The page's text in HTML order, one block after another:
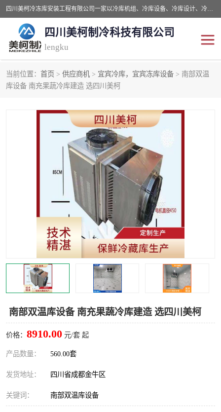
四川美柯冷冻库安装工程有限公司一家以冷库机组、冷库设备、冷库设计、冷冻库设备销售、冷库安装、冻库安装价格及技术服务为一体的综合企业，咨询热线：同等设备材料优惠10% 。公司各种类型安装组合式冷库、冷冻库、冷藏库、气调保鲜库、并提供成套设备供应、安装与调试、维护与维修、技术咨询、操作维修人员技术培训等
四川美柯制冷科技有限公司
lengku
当前位置： 首页 > 供应商机 > 宜宾冷库，宜宾冻库设备 > 南部双温
库设备 南充果蔬冷库建造 选四川美柯
南部双温库设备 南充果蔬冷库建造 选四川美柯
价格： 8910.00 元/套 起
产品数量： 560.00套
发货地址： 四川省成都金牛区
关键词： 南部双温库设备
冷库安装，冷库价格
成都冻库，成都冻库价格 绵阳冻库,绵阳保鲜冷库
德阳冻库安装，德阳冷库 广元冻库安装,广元冻库造
价
南充冻库设计,南充冻库安 遂宁冻库
资阳冻库，资阳冻库安装 泸州冻库，泸州冷库
乐山冻库,乐山保鲜冷库 自贡冻库组装
雅安冷库,雅安冻库 攀枝花冻库
冻库安装，小型冻库造价
内江冷库，内江冻库 宜宾冷库，宜宾冻库设备